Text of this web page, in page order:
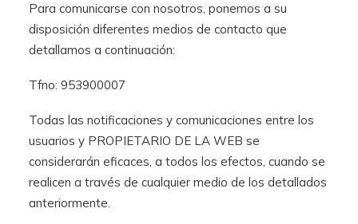
Para comunicarse con nosotros, ponemos a su
disposición diferentes medios de contacto que
detallamos a continuación:
Tfno: 953900007
Todas las notificaciones y comunicaciones entre los
usuarios y PROPIETARIO DE LA WEB se
considerarán eficaces, a todos los efectos, cuando se
realicen a través de cualquier medio de los detallados
anteriormente.